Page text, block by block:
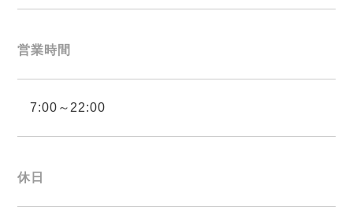
営業時間
7:00～22:00
休日